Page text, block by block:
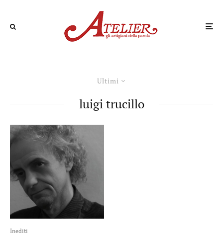
Ultimi
luigi trucillo
Inediti